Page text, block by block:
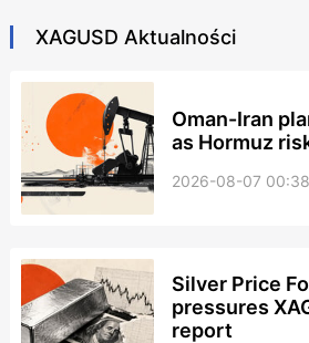
XAGUSD Aktualności
Oman-Iran
as Hormuz
2026-08-07
Silver Price
pressures
report